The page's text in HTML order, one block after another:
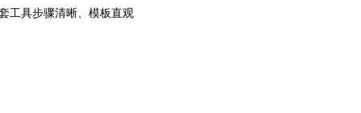
工具步骤清晰、模板直观